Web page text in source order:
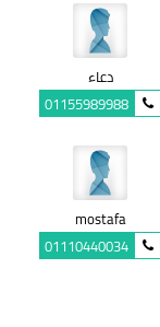
دعاء
01155989988
mostafa
01110440034